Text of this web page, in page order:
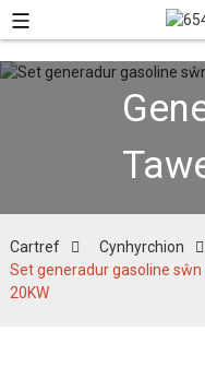
Cartref Cynhyrchion
Set generadur gasoline
20KW